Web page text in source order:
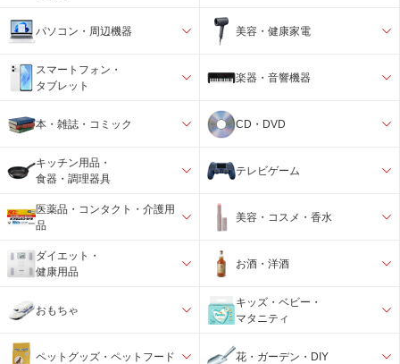
パソコン・周辺機器 美容・健康家電
スマートフォン・
タブレット
楽器・音響機器
本・雑誌・コミック CD・DVD
キッチン用品・
食器・調理器具
テレビゲーム
医薬品・コンタクト・介護用
品
美容・コスメ・香水
ダイエット・
健康用品
お酒・洋酒
おもちゃ
キッズ・ベビー・
マタニティ
ペットグッズ・ペットフード 花・ガーデン・DIY